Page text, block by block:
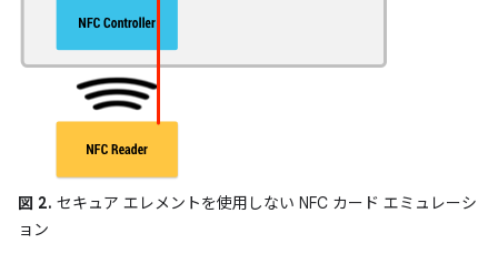
図 2. セキュア エレメントを使用しない NFC カード エミュレーシ
ョン